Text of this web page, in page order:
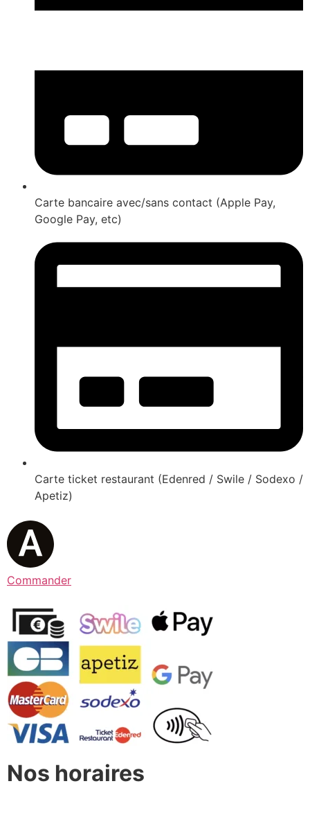
Carte bancaire avec/sans contact (Apple Pay,
Google Pay, etc)
Carte ticket restaurant (Edenred / Swile / Sodexo /
Apetiz)
Commander
Nos horaires